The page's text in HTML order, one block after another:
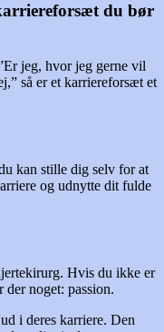
du bør
jeg, hvor jeg gerne vil
så er et karriereforsæt et
kan stille dig selv for at
og udnytte dit fulde
Hvis du ikke er
der noget: passion.
i deres karriere. Den